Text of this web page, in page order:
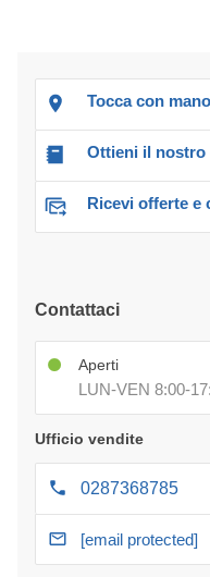
Tocca con mano
Ottieni il nostro
Ricevi offerte e
Contattaci
Aperti
LUN-VEN 8:00-
Ufficio vendite
0287368785
[email protected]